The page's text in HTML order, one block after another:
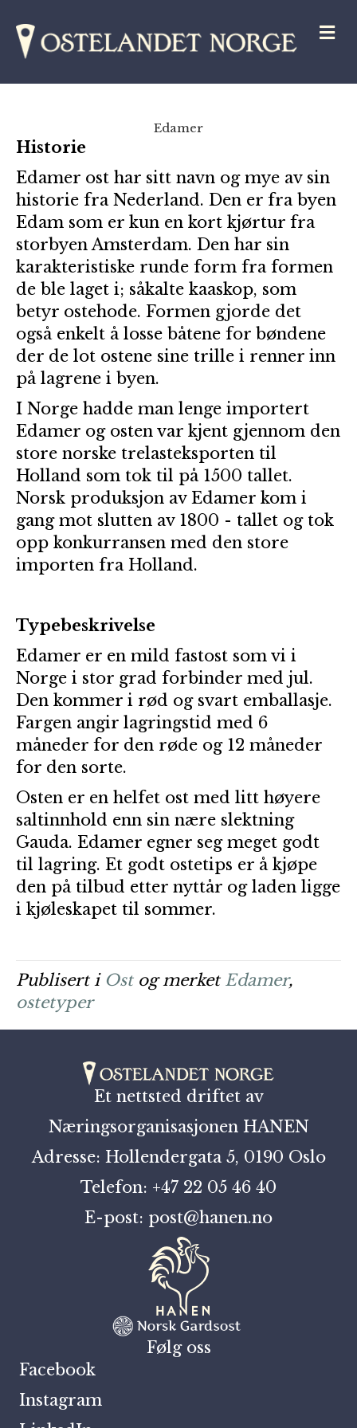
Edamer
Historie
Edamer ost har sitt navn og mye av sin
historie fra Nederland. Den er fra byen
Edam som er kun en kort kjørtur fra
storbyen Amsterdam. Den har sin
karakteristiske runde form fra formen
de ble laget i; såkalte kaaskop, som
betyr ostehode. Formen gjorde det
også enkelt å losse båtene for bøndene
der de lot ostene sine trille i renner inn
på lagrene i byen.
I Norge hadde man lenge importert
Edamer og osten var kjent gjennom den
store norske trelasteksporten til
Holland som tok til på 1500 tallet.
Norsk produksjon av Edamer kom i
gang mot slutten av 1800 - tallet og tok
opp konkurransen med den store
importen fra Holland.
Typebeskrivelse
Edamer er en mild fastost som vi i
Norge i stor grad forbinder med jul.
Den kommer i rød og svart emballasje.
Fargen angir lagringstid med 6
måneder for den røde og 12 måneder
for den sorte.
Osten er en helfet ost med litt høyere
saltinnhold enn sin nære slektning
Gauda. Edamer egner seg meget godt
til lagring. Et godt ostetips er å kjøpe
den på tilbud etter nyttår og laden ligge
i kjøleskapet til sommer.
Publisert i Ostog merket Edamer,
ostetyper
Et nettsted driftet av
Næringsorganisasjonen HANEN
Adresse: Hollendergata 5, 0190 Oslo
Telefon: +47 22 05 46 40
E-post: post@hanen.no
Følg oss
Facebook
Instagram